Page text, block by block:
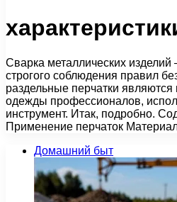
Сварка металлических
строгого соблюдения правил
раздельные перчатки
одежды профессионалов,
инструмент. Итак, подробно.
Применение перчаток
Домашний быт